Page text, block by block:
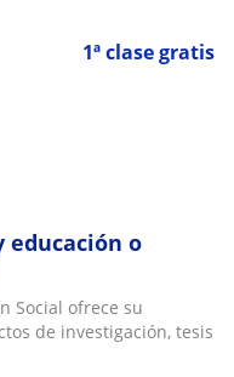
1ª clase gratis
educación o
Social ofrece su
de investigación, tesis